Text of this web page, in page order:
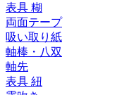
表具 糊
両面テープ
吸い取り紙
軸棒・八双
軸先
表具 紐